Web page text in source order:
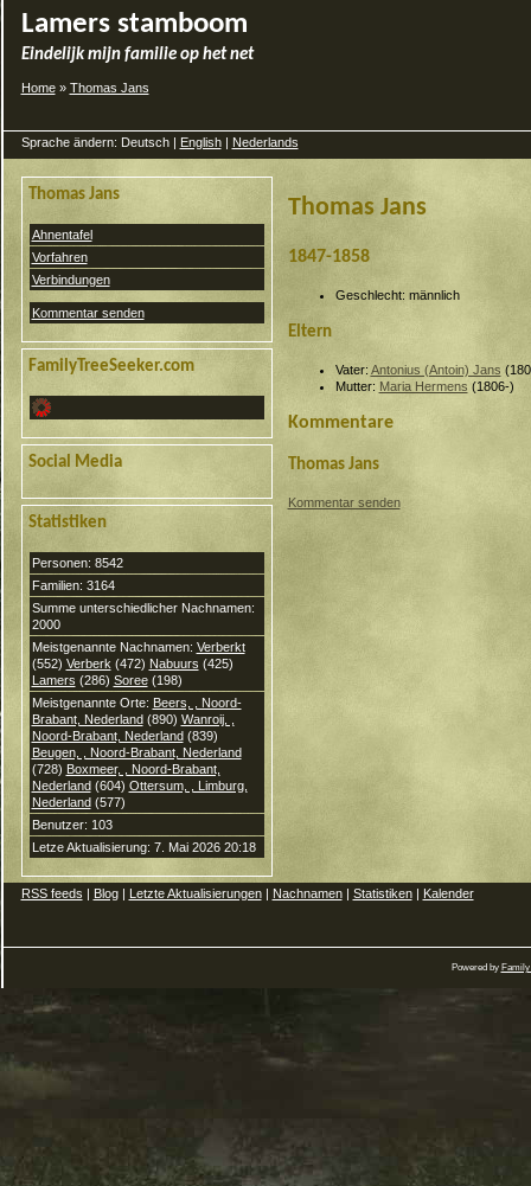
Lamers stamboom
Eindelijk mijn familie op het net
Home» Thomas Jans
Sprache ändern: Deutsch | English| Nederlands
Thomas Jans
Ahnentafel
Vorfahren
Verbindungen
Kommentar senden
FamilyTreeSeeker.com
Social Media
Statistiken
Personen: 8542
Familien: 3164
Summe unterschiedlicher Nachnamen:
2000
Meistgenannte Nachnamen: Verberkt
(552) Verberk (472) Nabuurs (425)
Lamers (286) Soree(198)
Meistgenannte Orte: Beers, , Noord-
Brabant, Nederland(890) Wanroij, ,
Noord-Brabant, Nederland(839)
Beugen, , Noord-Brabant, Nederland
(728) Boxmeer, , Noord-Brabant,
Nederland(604) Ottersum, , Limburg,
Nederland(577)
Benutzer: 103
Letze Aktualisierung: 7. Mai 2026 20:18
Thomas Jans
1847-1858
Geschlecht: männlich
Eltern
Vater: Antonius (Antoin) Jans
Mutter: Maria Hermens (1806-)
Kommentare
Thomas Jans
Kommentar senden
RSS feeds | Blog| Letzte Aktualisierungen| Nachnamen| Statistiken| Kalender
Powered by Family